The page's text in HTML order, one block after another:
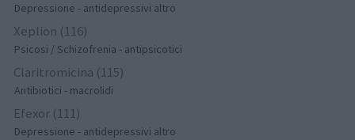
Depressione - antidepressivi altro
Xeplion (116)
Psicosi / Schizofrenia - antipsicotici
Claritromicina (115)
Antibiotici - macrolidi
Efexor (111)
Depressione - antidepressivi altro